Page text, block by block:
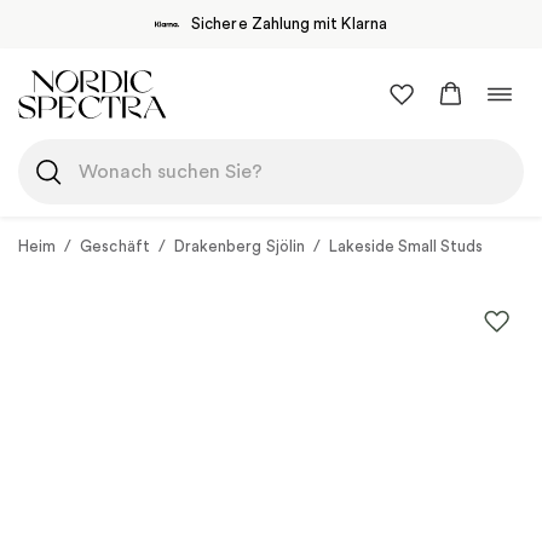
Sichere Zahlung mit Klarna
Inhalt
springen
Heim / Geschäft / Drakenberg Sjölin / Lakeside Small Studs